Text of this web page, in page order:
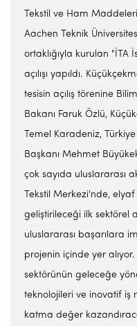
Tekstil ve Ham
Aachen Teknik
ortaklığıyla kurulan "İTA
açılışı yapıldı.
tesisin açılış törenine
Bakanı Faruk Özlü,
Temel Karadeniz,
Başkanı Mehmet
çok sayıda uluslararası
Tekstil Merkezi'nde,
geliştirileceği ilk sektörel
uluslararası başarılara
projenin içinde yer
sektörünün geleceğe
teknolojileri ve inovatif iş
katma değer